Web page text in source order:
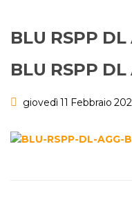
BLU RSPP DL
BLU RSPP DL
giovedì 11 Febbraio